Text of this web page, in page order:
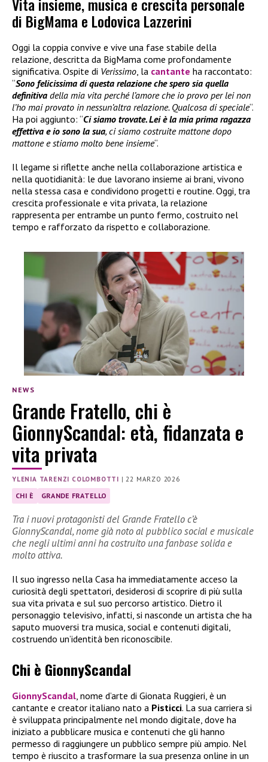
Vita insieme, musica e crescita personale
di BigMama e Lodovica Lazzerini
Oggi la coppia convive e vive una fase stabile della
relazione, descritta da BigMama come profondamente
significativa. Ospite di Verissimo, la cantante ha raccontato:
“Sono felicissima di questa relazione che spero sia quella
definitiva della mia vita perché l’amore che io provo per lei non
l’ho mai provato in nessun’altra relazione. Qualcosa di speciale“.
Ha poi aggiunto: “Ci siamo trovate. Lei è la mia prima ragazza
effettiva e io sono la sua, ci siamo costruite mattone dopo
mattone e stiamo molto bene insieme“.
Il legame si riflette anche nella collaborazione artistica e
nella quotidianità: le due lavorano insieme ai brani, vivono
nella stessa casa e condividono progetti e routine. Oggi, tra
crescita professionale e vita privata, la relazione
rappresenta per entrambe un punto fermo, costruito nel
tempo e rafforzato da rispetto e collaborazione.
NEWS
Grande Fratello, chi è
GionnyScandal: età, fidanzata e
vita privata
YLENIA TARENZI COLOMBOTTI | 22 MARZO 2026
CHI È GRANDE FRATELLO
Tra i nuovi protagonisti del Grande Fratello c’è
GionnyScandal, nome già noto al pubblico social e musicale
che negli ultimi anni ha costruito una fanbase solida e
molto attiva.
Il suo ingresso nella Casa ha immediatamente acceso la
curiosità degli spettatori, desiderosi di scoprire di più sulla
sua vita privata e sul suo percorso artistico. Dietro il
personaggio televisivo, infatti, si nasconde un artista che ha
saputo muoversi tra musica, social e contenuti digitali,
costruendo un’identità ben riconoscibile.
Chi è GionnyScandal
GionnyScandal , nome d’arte di Gionata Ruggieri, è un
cantante e creator italiano nato a Pisticci. La sua carriera si
è sviluppata principalmente nel mondo digitale, dove ha
iniziato a pubblicare musica e contenuti che gli hanno
permesso di raggiungere un pubblico sempre più ampio. Nel
tempo è riuscito a trasformare la sua presenza online in un